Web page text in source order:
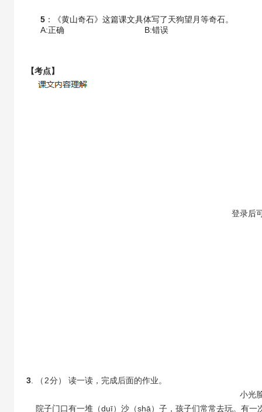
5 ：《黄山奇石》这篇课文具体写了天狗望月等奇石。
A:正确
B:错误
【考点】
登录后
3 . （ 2分） 读一读，完成后面的作业。
小光
院子门口有一堆（duī）沙（shā）子，孩子们常常去玩。有一